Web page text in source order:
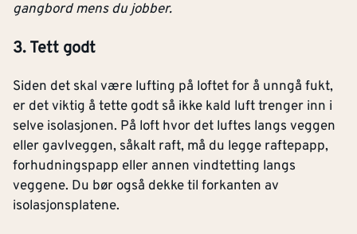
gangbord mens du jobber.
3. Tett godt
Siden det skal være lufting på loftet for å unngå fukt,
er det viktig å tette godt så ikke kald luft trenger inn i
selve isolasjonen. På loft hvor det luftes langs veggen
eller gavlveggen, såkalt raft, må du legge raftepapp,
forhudningspapp eller annen vindtetting langs
veggene. Du bør også dekke til forkanten av
isolasjonsplatene.